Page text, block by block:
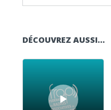
DÉCOUVREZ AUSSI…
Lecteur audio